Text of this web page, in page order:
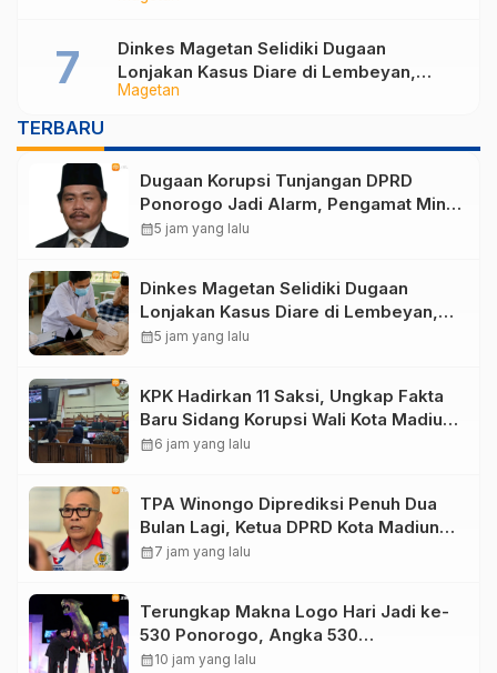
Magetan
Dinkes Magetan Selidiki Dugaan
Lonjakan Kasus Diare di Lembeyan,
Lakukan Penyelidikan Epidemiologi
TERBARU
Dugaan Korupsi Tunjangan DPRD
Ponorogo Jadi Alarm, Pengamat Minta
Magetan Perkuat Tata Kelola
calendar_month5 jam yang lalu
Dinkes Magetan Selidiki Dugaan
Lonjakan Kasus Diare di Lembeyan,
Lakukan Penyelidikan Epidemiologi
calendar_month5 jam yang lalu
KPK Hadirkan 11 Saksi, Ungkap Fakta
Baru Sidang Korupsi Wali Kota Madiun
Nonaktif Maidi
calendar_month6 jam yang lalu
TPA Winongo Diprediksi Penuh Dua
Bulan Lagi, Ketua DPRD Kota Madiun
Desak Pemkot Percepat Penanganan
calendar_month7 jam yang lalu
Terungkap Makna Logo Hari Jadi ke-
530 Ponorogo, Angka 530
Bertransformasi Jadi Sekar Kinanthi
calendar_month10 jam yang lalu